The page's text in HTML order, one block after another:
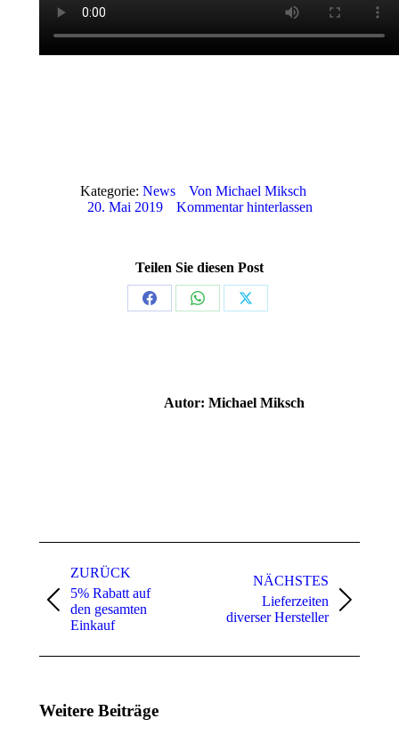
Kategorie: News Von Michael Miksch
20. Mai 2019
Kommentar hinterlassen
Teilen Sie diesen Post
Share
Share
Share
Autor: Michael Miksch
ZURÜCK
Vorheriger
Beitrag:
5% Rabatt auf
den gesamten
Einkauf
NÄCHSTES
Nächster
Beitrag:
Lieferzeiten
diverser Hersteller
Weitere Beiträge